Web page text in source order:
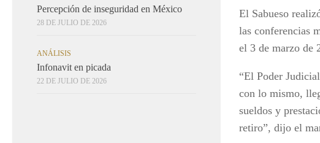
El Sabueso
las conferencias
el 3 de marzo de
“El Poder
con lo mismo,
sueldos y
retiro”, dijo el
Percepción de inseguridad en México
28 DE JULIO DE 2026
ANÁLISIS
Infonavit en picada
22 DE JULIO DE 2026